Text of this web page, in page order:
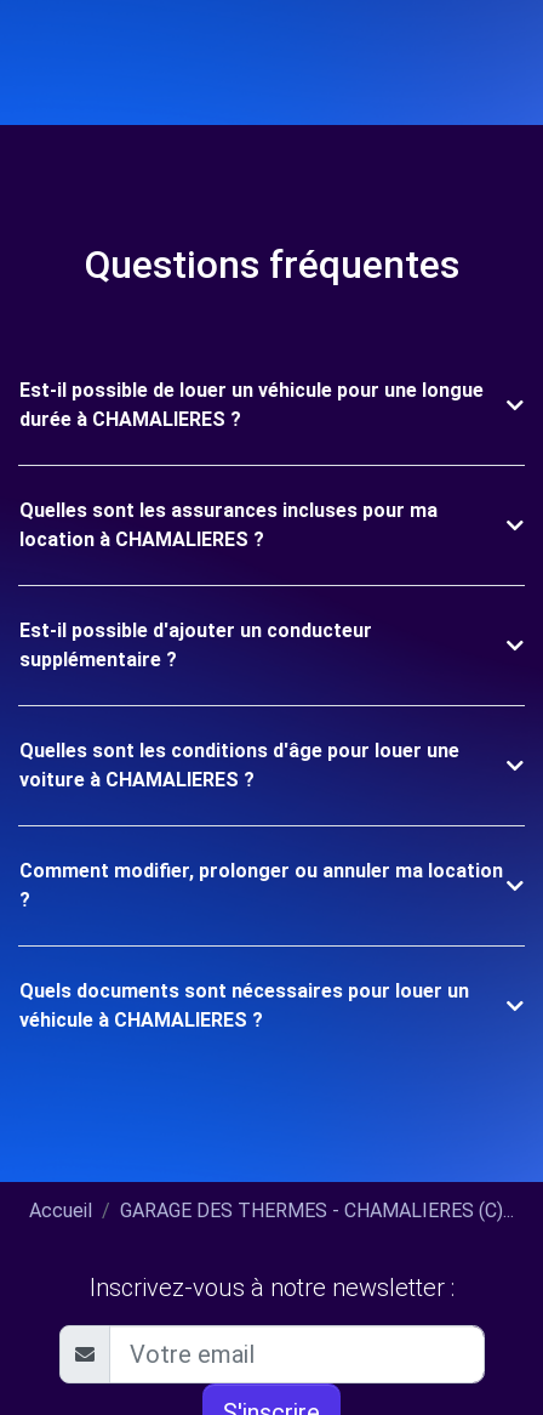
Questions fréquentes
Est-il possible de louer un véhicule pour une longue
durée à CHAMALIERES ?
Quelles sont les assurances incluses pour ma
location à CHAMALIERES ?
Est-il possible d'ajouter un conducteur
supplémentaire ?
Quelles sont les conditions d'âge pour louer une
voiture à CHAMALIERES ?
Comment modifier, prolonger ou annuler ma location
?
Quels documents sont nécessaires pour louer un
véhicule à CHAMALIERES ?
Accueil GARAGE DES THERMES - CHAMALIERES (C)...
Inscrivez-vous à notre newsletter :